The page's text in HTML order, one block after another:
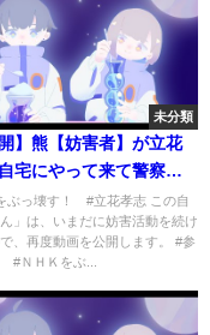
未分類
開】熊【妨害者】が立花
宅にやって来て警察沙
ぶっ壊す！ #立花孝志 この自
」は、いまだに妨害活動を続け
、再度動画を公開します。 #参
#ＮＨＫをぶ...